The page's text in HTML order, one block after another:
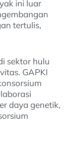
ini luar
tertulis,
sektor hulu
GAPKI
daya genetik,